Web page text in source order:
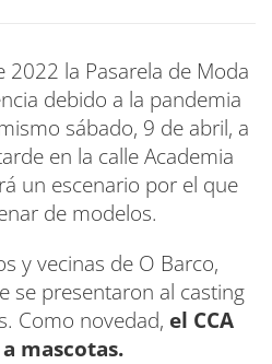
2022 la Pasarela de Moda
debido a la pandemia
sábado, 9 de abril, a
en la calle Academia
un escenario por el que
de modelos.
y vecinas de O Barco,
se presentaron al casting
Como novedad, el CCA
mascotas.